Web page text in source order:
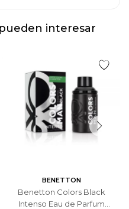
interesar
BENETTON
Benetton Colors Black
Intenso Eau de Parfum